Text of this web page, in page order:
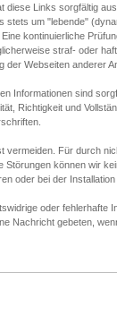
Links sorgfältig
stets um "lebende"
kontinuierliche
straf- oder
Webseiten anderer
Informationen sind
Richtigkeit und
vermeiden. Für durch
Störungen können wir
oder bei der
oder
Nachricht gebeten,